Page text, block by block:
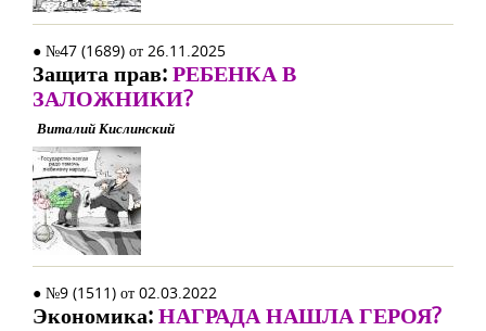
● №47 (1689) от 26.11.2025
Защита прав:РЕБЕНКА В
ЗАЛОЖНИКИ?
Виталий Кислинский
● №9 (1511) от 02.03.2022
Экономика:НАГРАДА НАШЛА ГЕРОЯ?